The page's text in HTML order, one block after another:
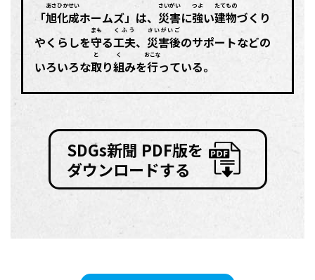
「旭化成
あさひかせい
ホームズ」は、 災害
さいがい
に強
つよ
い建物
たてもの
づくり
やくらしを守
まも
る工夫
くふう
、 災害後
さいがいご
のサポートなどの
いろいろな取
と
り組
く
みを行
おこな
っている。
SDGs新聞 PDF版を
ダウンロードする